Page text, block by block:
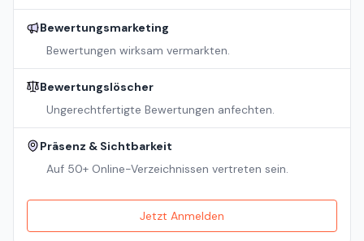
Bewertungsmarketing
Bewertungen wirksam vermarkten.
Bewertungslöscher
Ungerechtfertigte Bewertungen anfechten.
Präsenz & Sichtbarkeit
Auf 50+ Online-Verzeichnissen vertreten sein.
Jetzt Anmelden